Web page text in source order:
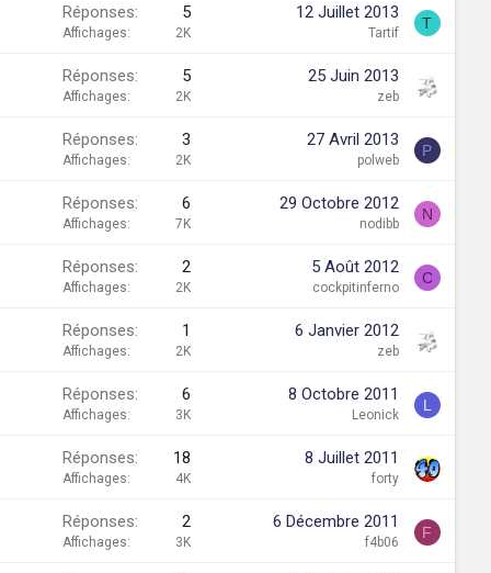
Réponses 5
Affichages 2K
12 Juillet 2013
Tartif
T
Réponses 5
Affichages 2K
25 Juin 2013
zeb
Réponses 3
Affichages 2K
27 Avril 2013
polweb
P
Réponses 6
Affichages 7K
29 Octobre 2012
nodibb
N
Réponses 2
Affichages 2K
5 Août 2012
cockpitinferno
C
Réponses 1
Affichages 2K
6 Janvier 2012
zeb
Réponses 6
Affichages 3K
8 Octobre 2011
Leonick
L
Réponses 18
Affichages 4K
8 Juillet 2011
forty
Réponses 2
Affichages 3K
6 Décembre 2011
f4b06
F